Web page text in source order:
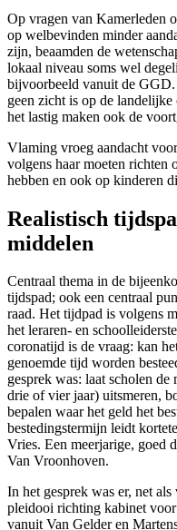
Op vragen van Kamerleden
op welbevinden minder
zijn, beaamden de
lokaal niveau soms wel
bijvoorbeeld vanuit de GGD.
geen zicht is op de
het lastig maken ook de
Vlaming vroeg aandacht
volgens haar moeten richten
hebben en ook op kinderen
Realistisch
middelen
Centraal thema in de
tijdspad; ook een centraal
raad. Het tijdpad is volgens
het leraren- en
coronatijd is de vraag: kan
genoemde tijd worden
gesprek was: laat scholen
drie of vier jaar) uitsmeren,
bepalen waar het geld het
bestedingstermijn leidt
Vries. Een meerjarige, goed
Van Vroonhoven.
In het gesprek was er, net
pleidooi richting kabinet
vanuit Van Gelder en